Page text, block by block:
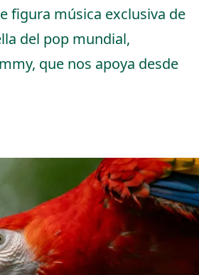
figura música exclusiva de
del pop mundial,
que nos apoya desde